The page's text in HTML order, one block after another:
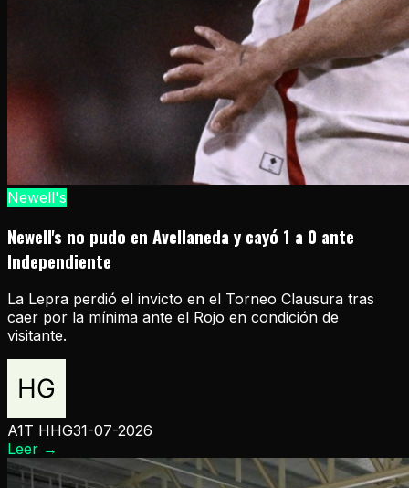
Newell's
Newell's no pudo en Avellaneda y cayó 1 a 0 ante
Independiente
La Lepra perdió el invicto en el Torneo Clausura tras
caer por la mínima ante el Rojo en condición de
visitante.
A1T HHG31-07-2026
Leer →